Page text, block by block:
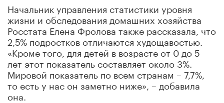
Начальник управления статистики уровня
жизни и обследования домашних хозяйства
Росстата Елена Фролова также рассказала, что
2,5% подростков отличаются худощавостью.
«Кроме того, для детей в возрасте от 0 до 5
лет этот показатель составляет около 3%.
Мировой показатель по всем странам – 7,7%,
то есть у нас он заметно ниже», – добавила
она.